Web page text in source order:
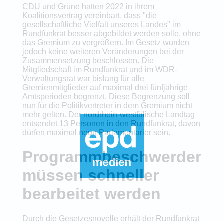
CDU und Grüne hatten 2022 in ihrem
Koalitionsvertrag vereinbart, dass "die
gesellschaftliche Vielfalt unseres Landes" im
Rundfunkrat besser abgebildet werden solle, ohne
das Gremium zu vergrößern. Im Gesetz wurden
jedoch keine weiteren Veränderungen bei der
Zusammensetzung beschlossen. Die
Mitgliedschaft im Rundfunkrat und im WDR-
Verwaltungsrat war bislang für alle
Gremienmitglieder auf maximal drei fünfjährige
Amtsperioden begrenzt. Diese Begrenzung soll
nun für die Politikvertreter in dem Gremium nicht
mehr gelten. Der nordrhein-westfälische Landtag
entsendet 13 Personen in den Rundfunkrat, davon
dürfen maximal neun Parlamentarier sein.
Programmbeschwerden
müssen schneller
bearbeitet werden
Durch die Gesetzesnovelle erhält der Rundfunkrat